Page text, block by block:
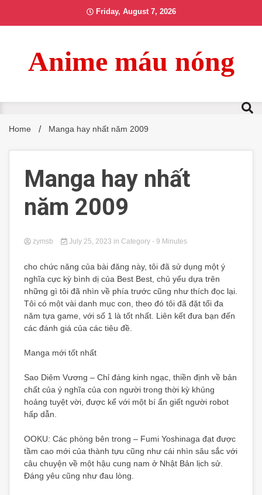
Friday, August 7, 2026
Anime máu nóng
Home Manga hay nhất năm 2009
Manga hay nhất
năm 2009
zymsb July 25, 2023 in Category - 9 Minutes
cho chức năng của bài đăng này, tôi đã sử dụng một ý
nghĩa cực kỳ bình dị của Best Best, chủ yếu dựa trên
những gì tôi đã nhìn về phía trước cũng như thích đọc lại.
Tôi có một vài danh mục con, theo đó tôi đã đặt tối đa
năm tựa game, với số 1 là tốt nhất. Liên kết đưa bạn đến
các đánh giá của các tiêu đề.
Manga mới tốt nhất
Sao Diêm Vương – Chỉ đáng kinh ngạc, thiền định về bản
chất của ý nghĩa của con người trong thời kỳ khủng
hoảng tuyệt vời, được kể với một bí ẩn giết người robot
hấp dẫn.
OOKU: Các phòng bên trong – Fumi Yoshinaga đạt được
tầm cao mới của thành tựu cũng như cái nhìn sâu sắc với
câu chuyện về một hậu cung nam ở Nhật Bản lịch sử.
Đáng yêu cũng như đau lòng.